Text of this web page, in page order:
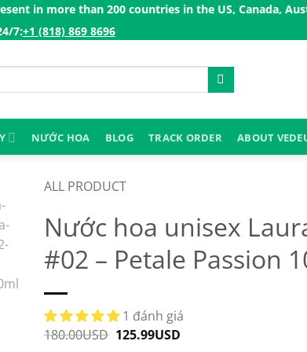
200 countries in the US, Canada, Australia, Korea,
7:ㅤ+1 (818) 869 8696
NƯỚC HOA BLOG TRACK ORDER ABOUT
ALL PRODUCT
Nước hoa unisex
#02 – Petale Passion
1 đánh giá
180.00USD Original
125.99USD